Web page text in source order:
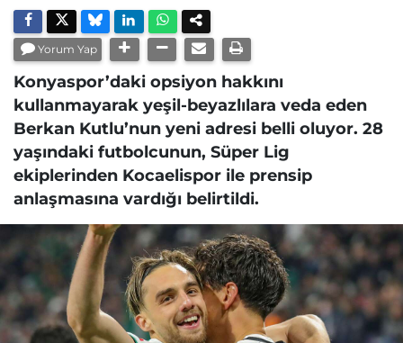
Yorum Yap
Konyaspor’daki opsiyon hakkını
kullanmayarak yeşil-beyazlılara veda eden
Berkan Kutlu’nun yeni adresi belli oluyor. 28
yaşındaki futbolcunun, Süper Lig
ekiplerinden Kocaelispor ile prensip
anlaşmasına vardığı belirtildi.